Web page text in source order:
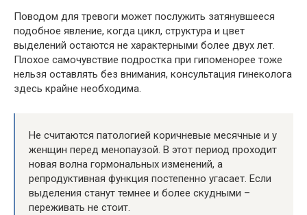
Поводом для тревоги может послужить затянувшееся
подобное явление, когда цикл, структура и цвет
выделений остаются не характерными более двух лет.
Плохое самочувствие подростка при гипоменорее тоже
нельзя оставлять без внимания, консультация гинеколога
здесь крайне необходима.
Не считаются патологией коричневые месячные и у
женщин перед менопаузой. В этот период проходит
новая волна гормональных изменений, а
репродуктивная функция постепенно угасает. Если
выделения станут темнее и более скудными –
переживать не стоит.